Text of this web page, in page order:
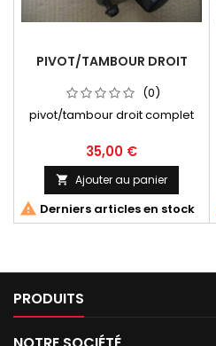
PIVOT/TAMBOUR DROIT
(0)
pivot/tambour droit complet
35,00 €
 Ajouter au panier
 Derniers articles en stock
PRODUITS